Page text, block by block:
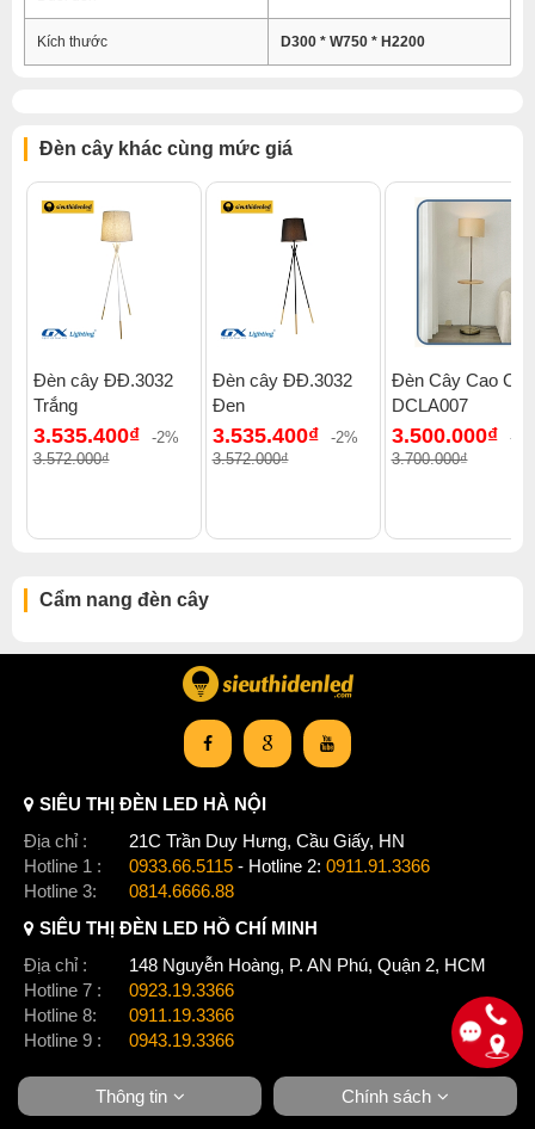
Kích thước D300 * W750 * H2200
Đèn cây khác cùng mức giá
Đèn cây ĐĐ.3032
Trắng
3.535.400₫
-2%
3.572.000₫
Đèn cây ĐĐ.3032
Đen
3.535.400₫
-2%
3.572.000₫
Đèn Cây Cao Cấp
DCLA007
3.500.000₫
-
3.700.000₫
Cẩm nang đèn cây
SIÊU THỊ ĐÈN LED HÀ NỘI
Địa chỉ :
21C Trần Duy Hưng, Cầu Giấy, HN
Hotline 1 :
0933.66.5115 - Hotline 2: 0911.91.3366
Hotline 3:
0814.6666.88
SIÊU THỊ ĐÈN LED HỒ CHÍ MINH
Địa chỉ :
148 Nguyễn Hoàng, P. AN Phú, Quận 2, HCM
Hotline 7 :
0923.19.3366
Hotline 8:
0911.19.3366
Hotline 9 :
0943.19.3366
Thông tin Chính sách